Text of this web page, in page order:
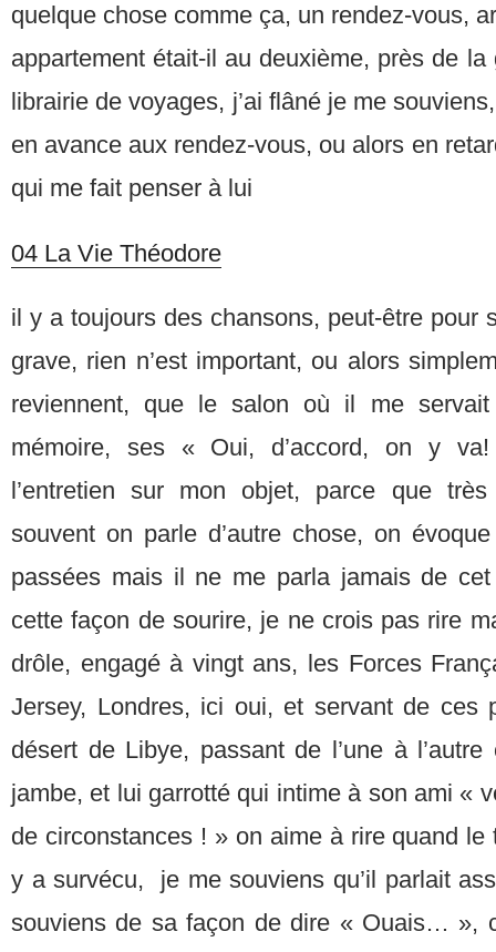
quelque chose comme ça, un rendez-vous,
appartement était-il au deuxième, près de
librairie de voyages, j’ai flâné je me
en avance aux rendez-vous, ou alors en
qui me fait penser à lui
04 La Vie Théodore
il y a toujours des chansons, peut-être pour
grave, rien n’est important, ou alors
reviennent, que le salon où il me
mémoire, ses « Oui, d’accord, on y
l’entretien sur mon objet, parce que
souvent on parle d’autre chose, on
passées mais il ne me parla jamais de
cette façon de sourire, je ne crois pas rire
drôle, engagé à vingt ans, les Forces
Jersey, Londres, ici oui, et servant de ces
désert de Libye, passant de l’une à
jambe, et lui garrotté qui intime à son ami «
de circonstances ! » on aime à rire quand le
y a survécu, je me souviens qu’il parlait
souviens de sa façon de dire « Ouais… »,